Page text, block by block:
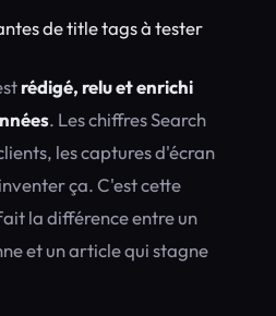
de title tags à tester
rédigé, relu et enrichi
. Les chiffres Search
les captures d'écran
ça. C'est cette
la différence entre un
et un article qui stagne